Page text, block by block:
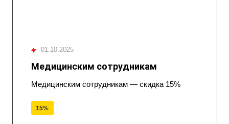
01.10.2025
Медицинским сотрудникам
Медицинским сотрудникам — скидка 15%
15%